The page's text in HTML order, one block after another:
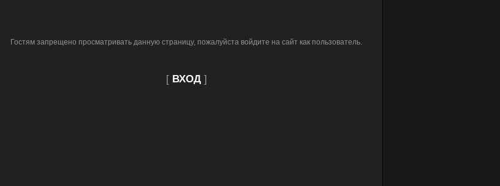
Гостям запрещено просматривать данную страницу, пожалуйста войдите на сайт как пользователь.
[ ВХОД]